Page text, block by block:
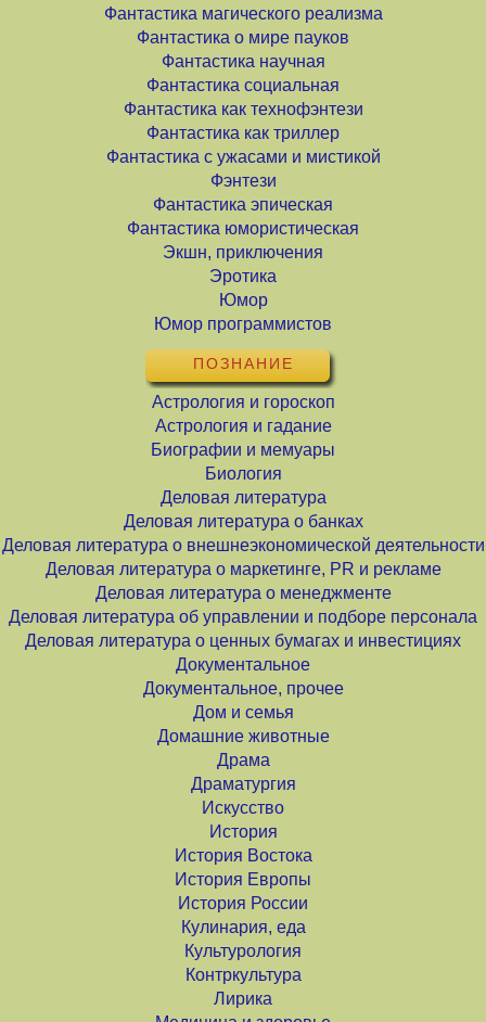
Фантастика магического реализма
Фантастика о мире пауков
Фантастика научная
Фантастика социальная
Фантастика как технофэнтези
Фантастика как триллер
Фантастика с ужасами и мистикой
Фэнтези
Фантастика эпическая
Фантастика юмористическая
Экшн, приключения
Эротика
Юмор
Юмор программистов
ПОЗНАНИЕ
Астрология и гороскоп
Астрология и гадание
Биографии и мемуары
Биология
Деловая литература
Деловая литература о банках
Деловая литература о внешнеэкономической деятельности
Деловая литература о маркетинге, PR и рекламе
Деловая литература о менеджменте
Деловая литература об управлении и подборе персонала
Деловая литература о ценных бумагах и инвестициях
Документальное
Документальное, прочее
Дом и семья
Домашние животные
Драма
Драматургия
Искусство
История
История Востока
История Европы
История России
Кулинария, еда
Культурология
Контркультура
Лирика